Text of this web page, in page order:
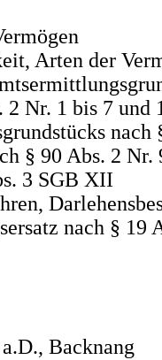
Arten der
2 Nr. 1 bis 7 und
§ 90 Abs. 2
3 SGB XII
nach § 19
Backnang